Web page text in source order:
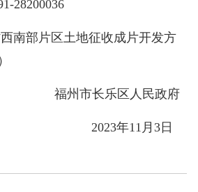
28200036
部片区土地征收成片开发方
）
福州市长乐区人民政府
2023年11月3日